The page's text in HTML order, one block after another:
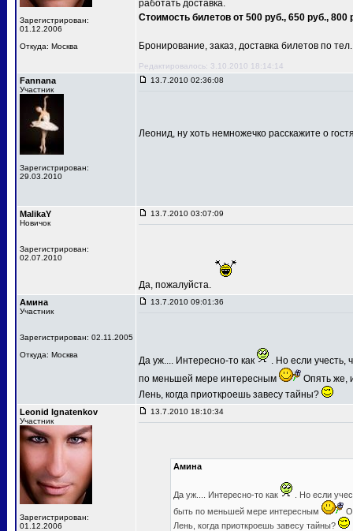
Зарегистрирован:
01.12.2006
Откуда: Москва
работать доставка.
Стоимость билетов от 500 руб., 650 руб., 800
Бронирование, заказ, доставка билетов по
Редактировалось: 3.10.2010 18:14:14
Fannana
Участник
Зарегистрирован:
29.03.2010
13.7.2010 02:36:08
Леонид, ну хоть немножечко расскажите о
MalikaY
Новичок
Зарегистрирован:
02.07.2010
13.7.2010 03:07:09
Да, пожалуйста.
Амина
Участник
Зарегистрирован: 02.11.2005
Откуда: Москва
13.7.2010 09:01:36
Да уж.... Интересно-то как
. Но если учесть,
по меньшей мере интересным
Опять же,
Лень, когда приоткроешь завесу тайны?
Leonid Ignatenkov
Участник
Зарегистрирован:
01.12.2006
13.7.2010 18:10:34
Амина
Да уж.... Интересно-то как
. Но если
быть по меньшей мере интересным
Лень, когда приоткроешь завесу тайны?